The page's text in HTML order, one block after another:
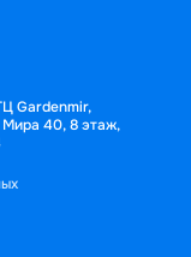
Gardenmir,
Мира 40, 8 этаж,